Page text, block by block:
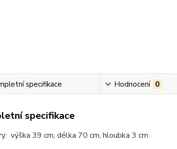
specifikace Hodnocení 0
specifikace
výška 39 cm, délka 70 cm, hloubka 3 cm